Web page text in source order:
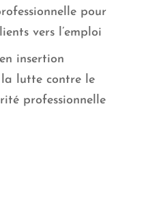
pour
vers l’emploi
insertion
la lutte contre le
professionnelle